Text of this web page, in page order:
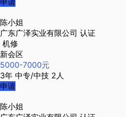
陈小姐
广东广泽实业有限公司 认证
机修
新会区
5000-7000元
3年 中专/中技 2人
申请
陈小姐